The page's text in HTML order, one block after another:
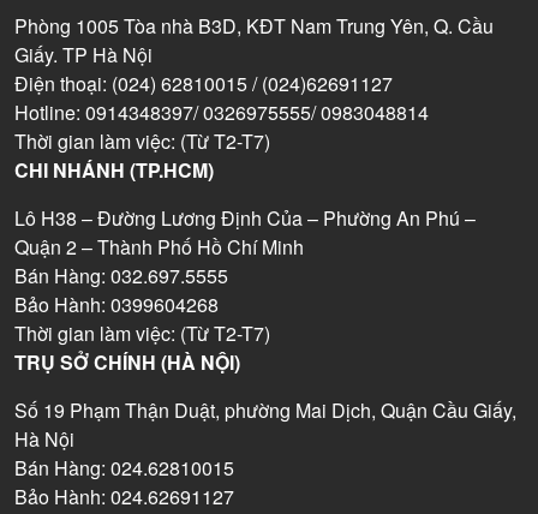
Phòng 1005 Tòa nhà B3D, KĐT Nam Trung Yên, Q. Cầu
Giấy. TP Hà Nội
Điện thoại: (024) 62810015 / (024)62691127
Hotline: 0914348397/ 0326975555/ 0983048814
Thời gian làm việc: (Từ T2-T7)
CHI NHÁNH (TP.HCM)
Lô H38 – Đường Lương Định Của – Phường An Phú –
Quận 2 – Thành Phố Hồ Chí Minh
Bán Hàng: 032.697.5555
Bảo Hành: 0399604268
Thời gian làm việc: (Từ T2-T7)
TRỤ SỞ CHÍNH (HÀ NỘI)
Số 19 Phạm Thận Duật, phường Mai Dịch, Quận Cầu Giấy,
Hà Nội
Bán Hàng: 024.62810015
Bảo Hành: 024.62691127